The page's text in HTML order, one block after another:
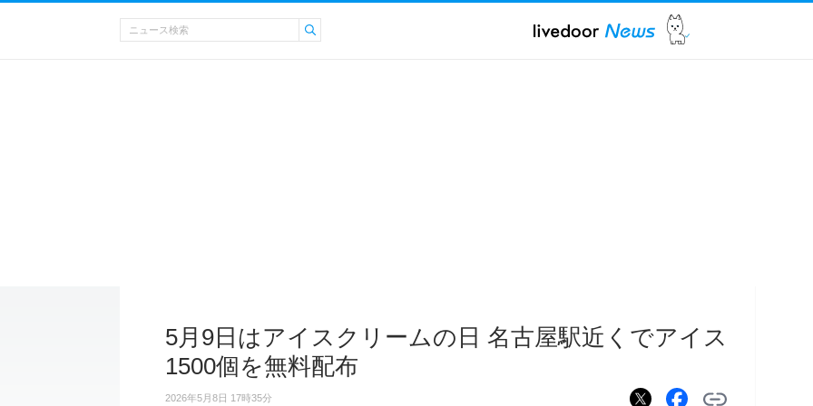
5月9日はアイスクリームの日 名古屋駅近くでアイス
1500個を無料配布
2026年5月8日 17時35分